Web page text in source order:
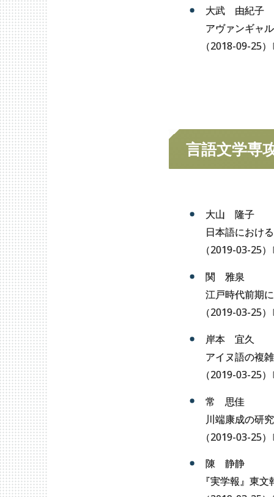
大武 由紀子
アヴァンギャ
（2018-09-25）
言語文学専
大山 隆子
日本語におけ
（2019-03-25）
関 雅泉
江戸時代前期
（2019-03-25）
岸本 宜久
アイヌ語の複
（2019-03-25）
常 思佳
川端康成の研
（2019-03-25）
陳 静静
『実学報』東文